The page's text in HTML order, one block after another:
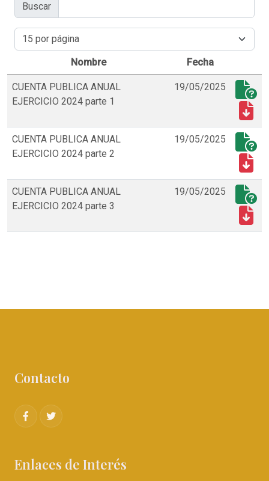
Buscar
Nombre Fecha
CUENTA PUBLICA ANUAL
EJERCICIO 2024 parte 1
19/05/2025
CUENTA PUBLICA ANUAL
EJERCICIO 2024 parte 2
19/05/2025
CUENTA PUBLICA ANUAL
EJERCICIO 2024 parte 3
19/05/2025
Contacto
Enlaces de Interés